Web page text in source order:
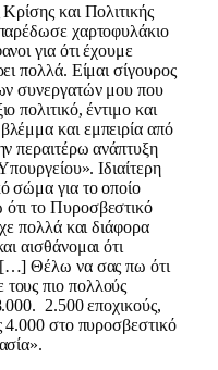
και Πολιτικής
χαρτοφυλάκιο
για ότι έχουμε
πολλά. Είμαι σίγουρος
συνεργατών μου που
πολιτικό, έντιμο και
και εμπειρία από
περαιτέρω ανάπτυξη
Ιδιαίτερη
σώμα για το οποίο
το Πυροσβεστικό
πολλά και διάφορα
αισθάνομαι ότι
[…] Θέλω να σας πω ότι
πιο πολλούς
2.500 εποχικούς,
4.000 στο πυροσβεστικό